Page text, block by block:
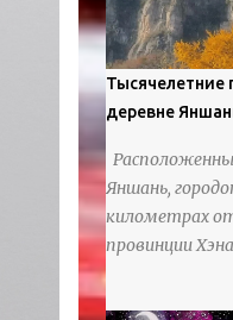
Тысячелетние
деревне
Яншань,
километрах
провинции
потрясающая
гинкго